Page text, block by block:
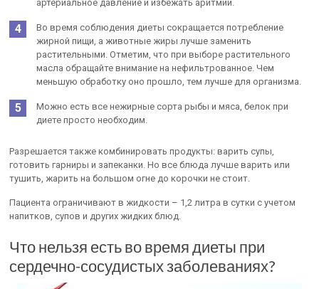
артериальное давление и избежать аритмии.
Во время соблюдения диеты сокращается потребление
жирной пищи, а животные жиры лучше заменить
растительными. Отметим, что при выборе растительного
масла обращайте внимание на нефильтрованное. Чем
меньшую обработку оно прошло, тем лучше для организма.
Можно есть все нежирные сорта рыбы и мяса, белок при
диете просто необходим.
Разрешается также комбинировать продукты: варить супы,
готовить гарниры и запеканки. Но все блюда лучше варить или
тушить, жарить на большом огне до корочки не стоит.
Пациента ограничивают в жидкости – 1,2 литра в сутки с учетом
напитков, супов и других жидких блюд.
Что нельзя есть во время диеты при
сердечно-сосудистых заболеваниях?